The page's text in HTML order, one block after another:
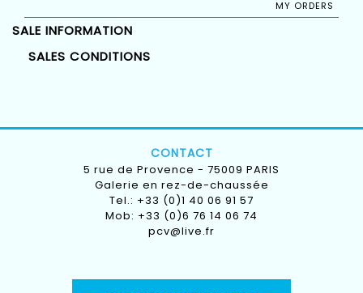
MY ORDERS
SALE INFORMATION
SALES CONDITIONS
CONTACT
5 rue de Provence - 75009 PARIS
Galerie en rez-de-chaussée
Tel.: +33 (0)1 40 06 91 57
Mob: +33 (0)6 76 14 06 74
pcv@live.fr